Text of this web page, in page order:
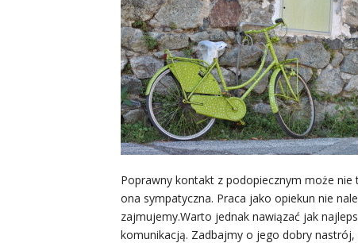
Poprawny kontakt z podopiecznym może
ona sympatyczna. Praca jako opiekun nie
zajmujemy.Warto jednak nawiązać jak
komunikacją. Zadbajmy o jego dobry